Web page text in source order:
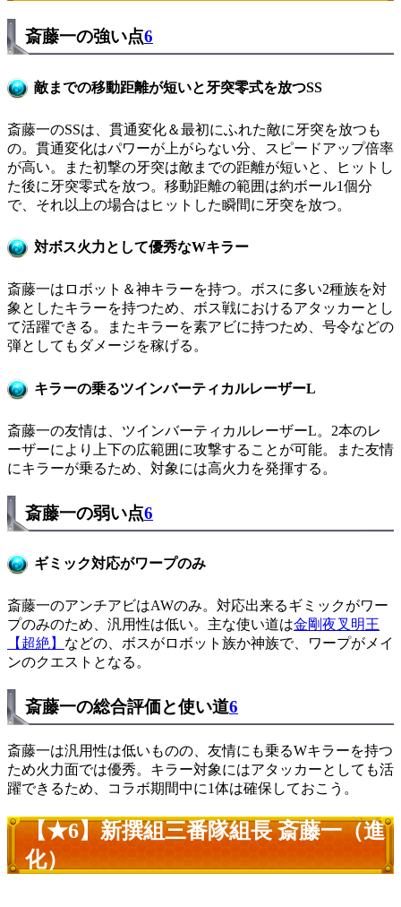
斎藤一の強い点6
敵までの移動距離が短いと牙突零式を放つSS
斎藤一のSSは、貫通変化＆最初にふれた敵に牙突を放つも
の。貫通変化はパワーが上がらない分、スピードアップ倍率
が高い。また初撃の牙突は敵までの距離が短いと、ヒットし
た後に牙突零式を放つ。移動距離の範囲は約ボール1個分
で、それ以上の場合はヒットした瞬間に牙突を放つ。
対ボス火力として優秀なWキラー
斎藤一はロボット＆神キラーを持つ。ボスに多い2種族を対
象としたキラーを持つため、ボス戦におけるアタッカーとし
て活躍できる。またキラーを素アビに持つため、号令などの
弾としてもダメージを稼げる。
キラーの乗るツインバーティカルレーザーL
斎藤一の友情は、ツインバーティカルレーザーL。2本のレ
ーザーにより上下の広範囲に攻撃することが可能。また友情
にキラーが乗るため、対象には高火力を発揮する。
斎藤一の弱い点6
ギミック対応がワープのみ
斎藤一のアンチアビはAWのみ。対応出来るギミックがワー
プのみのため、汎用性は低い。主な使い道は金剛夜叉明王
【超絶】 などの、ボスがロボット族か神族で、ワープがメイ
ンのクエストとなる。
斎藤一の総合評価と使い道6
斎藤一は汎用性は低いものの、友情にも乗るWキラーを持つ
ため火力面では優秀。キラー対象にはアタッカーとしても活
躍できるため、コラボ期間中に1体は確保しておこう。
【★6】新撰組三番隊組長 斎藤一（進
化）